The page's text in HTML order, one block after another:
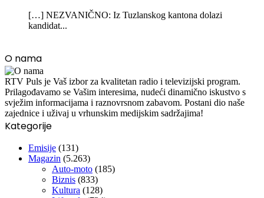
[…] NEZVANIČNO: Iz Tuzlanskog kantona dolazi
kandidat...
O nama
RTV Puls je Vaš izbor za kvalitetan radio i televizijski program.
Prilagođavamo se Vašim interesima, nudeći dinamično iskustvo s
svježim informacijama i raznovrsnom zabavom. Postani dio naše
zajednice i uživaj u vrhunskim medijskim sadržajima!
Kategorije
Emisije (131)
Magazin (5.263)
Auto-moto (185)
Biznis (833)
Kultura (128)